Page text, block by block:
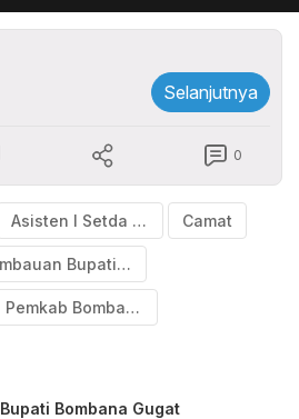
Selanjutnya
0
Asisten I Setda Kabupaten Bombana Camat
Imbauan Bupati Bombana
Pemkab Bombana
Bombana Gugat